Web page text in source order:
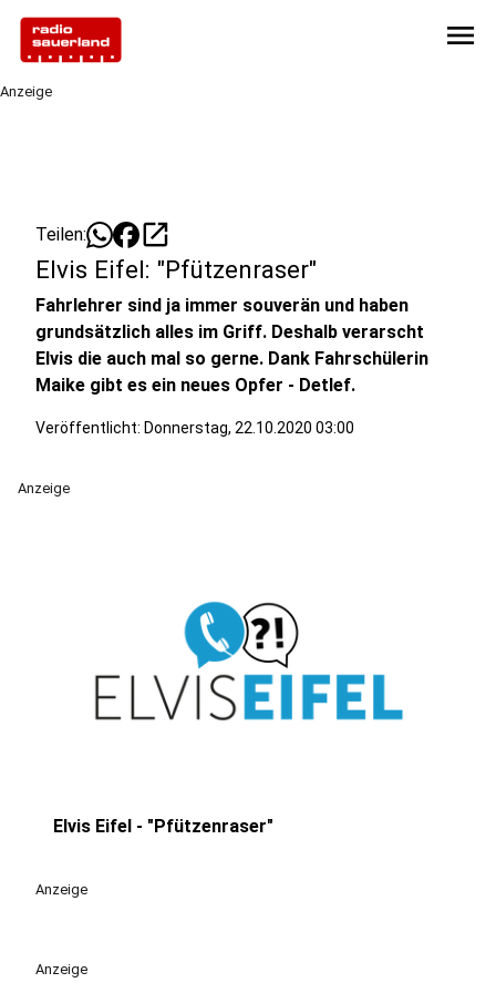
menu
Anzeige
Teilen: open_in_new
Elvis Eifel: "Pfützenraser"
Fahrlehrer sind ja immer souverän und haben
grundsätzlich alles im Griff. Deshalb verarscht
Elvis die auch mal so gerne. Dank Fahrschülerin
Maike gibt es ein neues Opfer - Detlef.
Veröffentlicht: Donnerstag, 22.10.2020 03:00
Anzeige
Elvis Eifel - "Pfützenraser"
Anzeige
Anzeige